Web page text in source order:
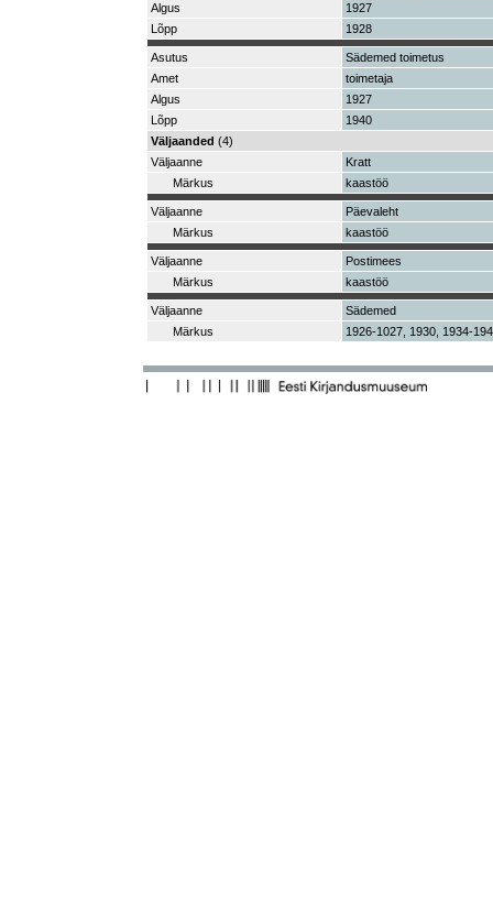
Algus
1927
Lõpp
1928
Asutus
Sädemed toimetus
Amet
toimetaja
Algus
1927
Lõpp
1940
Väljaanded (4)
Väljaanne
Kratt
Märkus
kaastöö
Väljaanne
Päevaleht
Märkus
kaastöö
Väljaanne
Postimees
Märkus
kaastöö
Väljaanne
Sädemed
Märkus
1926-1027, 1930, 1934-